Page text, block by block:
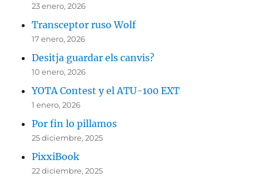
23 enero, 2026
Transceptor ruso Wolf
17 enero, 2026
Desitja guardar els canvis?
10 enero, 2026
YOTA Contest y el ATU-100 EXT
1 enero, 2026
Por fin lo pillamos
25 diciembre, 2025
PixxiBook
22 diciembre, 2025